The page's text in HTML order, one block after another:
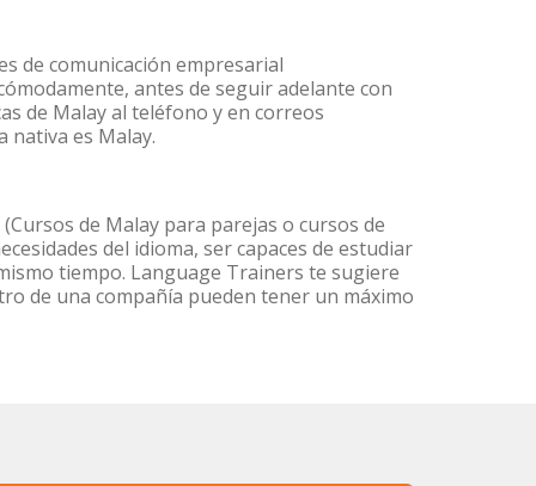
de comunicación empresarial
antes de seguir adelante con
de Malay al teléfono y en correos
nativa es Malay.
de Malay para parejas o cursos de
del idioma, ser capaces de estudiar
tiempo. Language Trainers te sugiere
de una compañía pueden tener un máximo